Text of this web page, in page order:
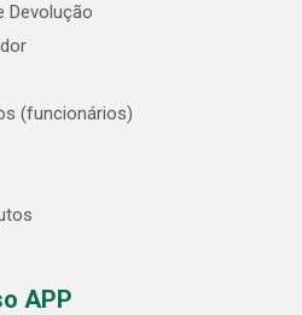
Devolução
(funcionários)
APP